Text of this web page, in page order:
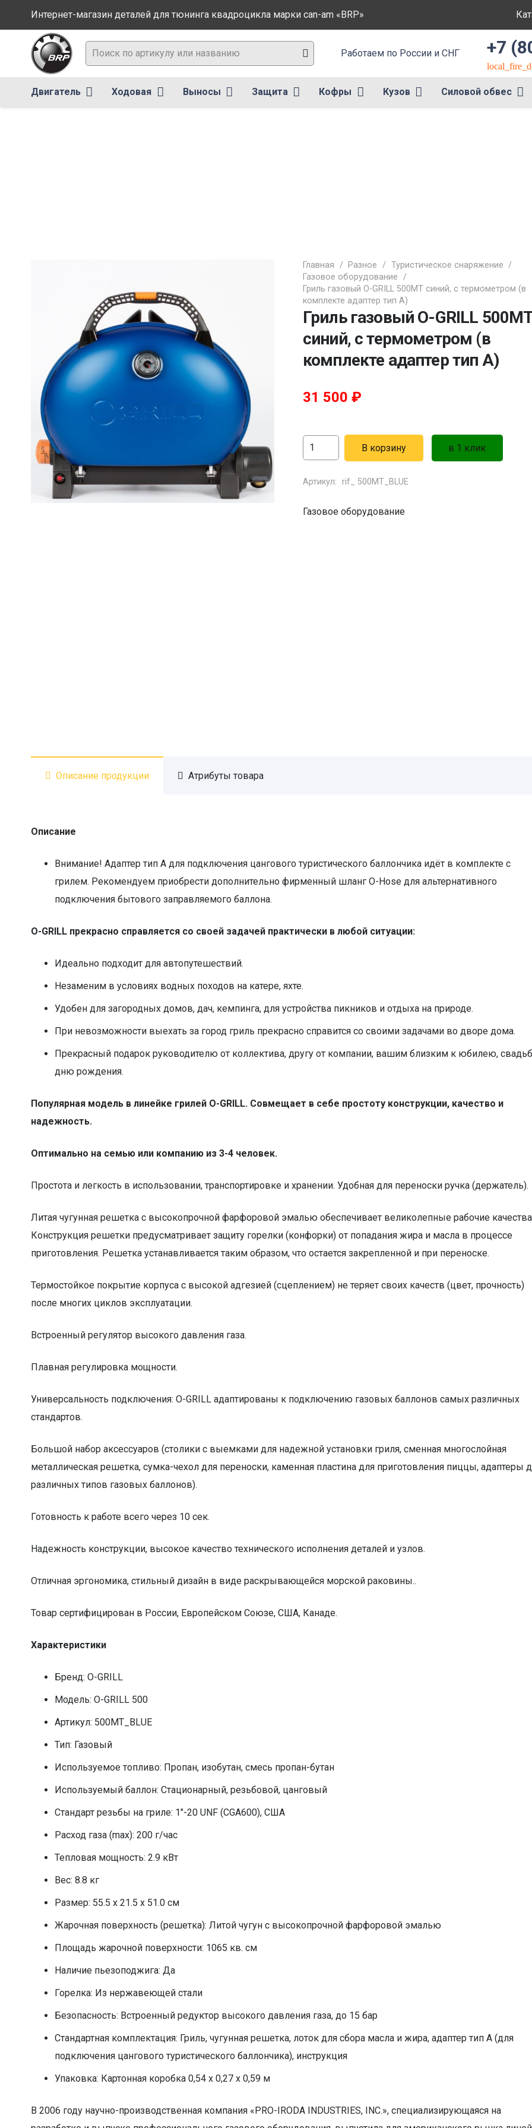
Интернет-магазин деталей для тюнинга квадроцикла марки can-am «BRP»
Работаем по России и СНГ +7
Двигатель Ходовая Выносы Защита Кофры Кузов Силовой обвес
Главная / Разное / Туристическое снаряжение /
Газовое оборудование /
Гриль газовый O-GRILL 500MT синий, с термометром (в
комплекте адаптер тип А)
Гриль газовый O-GRILL
синий, с термометром (в
комплекте адаптер тип А)
31 500 ₽
Количество
товара
Гриль
O-
В корзину в 1 клик
Артикул: rif_ 500MT_BLUE
Газовое оборудование
Описание продукции Атрибуты товара
Описание
Внимание! Адаптер тип А для подключения цангового туристического баллончика идёт в комплекте с
грилем. Рекомендуем приобрести дополнительно фирменный шланг O-Hose для альтернативного
подключения бытового заправляемого баллона.
O-GRILL прекрасно справляется со своей задачей практически в любой ситуации:
Идеально подходит для автопутешествий.
Незаменим в условиях водных походов на катере, яхте.
Удобен для загородных домов, дач, кемпинга, для устройства пикников и отдыха на природе.
При невозможности выехать за город гриль прекрасно справится со своими задачами во дворе дома.
Прекрасный подарок руководителю от коллектива, другу от компании, вашим близким к юбилею,
дню рождения.
Популярная модель в линейке грилей O-GRILL. Совмещает в себе простоту конструкции, качество и
надежность.
Оптимально на семью или компанию из 3-4 человек.
Простота и легкость в использовании, транспортировке и хранении. Удобная для переноски ручка (держатель).
Литая чугунная решетка с высокопрочной фарфоровой эмалью обеспечивает великолепные рабочие
Конструкция решетки предусматривает защиту горелки (конфорки) от попадания жира и масла в процессе
приготовления. Решетка устанавливается таким образом, что остается закрепленной и при переноске.
Термостойкое покрытие корпуса с высокой адгезией (сцеплением) не теряет своих качеств (цвет, прочность)
после многих циклов эксплуатации.
Встроенный регулятор высокого давления газа.
Плавная регулировка мощности.
Универсальность подключения: O-GRILL адаптированы к подключению газовых баллонов самых различных
стандартов.
Большой набор аксессуаров (столики с выемками для надежной установки гриля, сменная многослойная
металлическая решетка, сумка-чехол для переноски, каменная пластина для приготовления пиццы, адаптеры
различных типов газовых баллонов).
Готовность к работе всего через 10 сек.
Надежность конструкции, высокое качество технического исполнения деталей и узлов.
Отличная эргономика, стильный дизайн в виде раскрывающейся морской раковины..
Товар сертифицирован в России, Европейском Союзе, США, Канаде.
Характеристики
Бренд: O-GRILL
Модель: O-GRILL 500
Артикул: 500MT_BLUE
Тип: Газовый
Используемое топливо: Пропан, изобутан, смесь пропан-бутан
Используемый баллон: Стационарный, резьбовой, цанговый
Стандарт резьбы на гриле: 1″-20 UNF (CGA600), США
Расход газа (max): 200 г/час
Тепловая мощность: 2.9 кВт
Вес: 8.8 кг
Размер: 55.5 х 21.5 х 51.0 см
Жарочная поверхность (решетка): Литой чугун с высокопрочной фарфоровой эмалью
Площадь жарочной поверхности: 1065 кв. см
Наличие пьезоподжига: Да
Горелка: Из нержавеющей стали
Безопасность: Встроенный редуктор высокого давления газа, до 15 бар
Стандартная комплектация: Гриль, чугунная решетка, лоток для сбора масла и жира, адаптер тип А (для
подключения цангового туристического баллончика), инструкция
Упаковка: Картонная коробка 0,54 х 0,27 х 0,59 м
В 2006 году научно-производственная компания «PRO-IRODA INDUSTRIES, INC.», специализирующаяся на